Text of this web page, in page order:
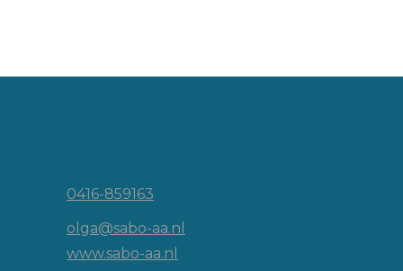
0416-859163
olga@sabo-aa.nl
www.sabo-aa.nl